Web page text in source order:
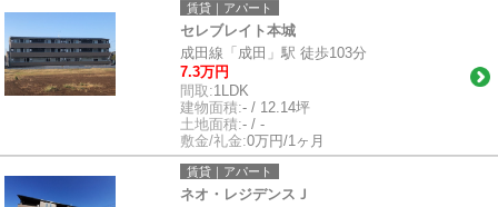
賃貸｜アパート
セレブレイト本城
成田線「成田」駅 徒歩103分
7.3万円
間取:1LDK
建物面積:- / 12.14坪
土地面積:- / -
敷金/礼金:0万円/1ヶ月
賃貸｜アパート
ネオ・レジデンスＪ